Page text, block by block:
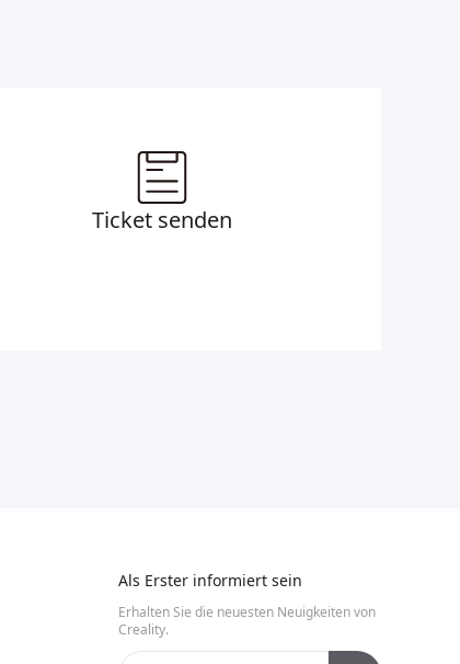
Ticket senden
Als Erster informiert sein
Erhalten Sie die neuesten Neuigkeiten von
Creality.